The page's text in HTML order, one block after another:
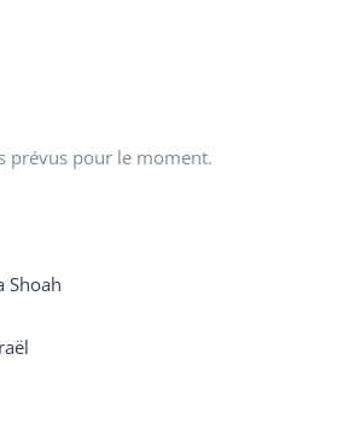
prévus pour le moment.
Shoah